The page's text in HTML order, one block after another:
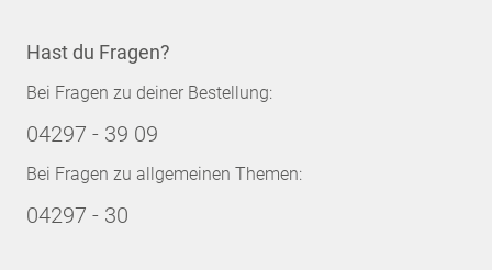
Hast du Fragen?
Bei Fragen zu deiner Bestellung:
04297 - 39 09
Bei Fragen zu allgemeinen Themen:
04297 - 30